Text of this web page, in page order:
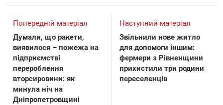
Попередній матеріал
Думали, що ракети,
виявилося – пожежа на
підприємстві
перероблення
вторсировини: як
минула ніч на
Дніпропетровщині
Наступний матеріал
Звільнили нове житло
для допомоги іншим:
фермери з Рівненщини
прихистили три родини
переселенців